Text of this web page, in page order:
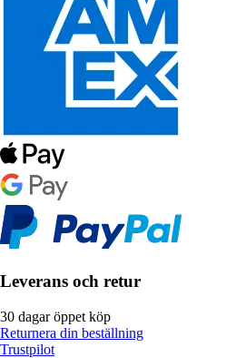
Leverans och retur
30 dagar öppet köp
Returnera din beställning
Trustpilot